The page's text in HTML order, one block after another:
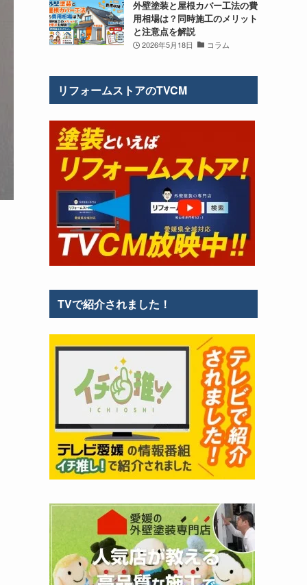
外壁塗装と屋根カバー工法の費
用相場は？同時施工のメリット
と注意点を解説
2026年5月18日 コラム
リフォームストアのTVCM
TVで紹介されました！